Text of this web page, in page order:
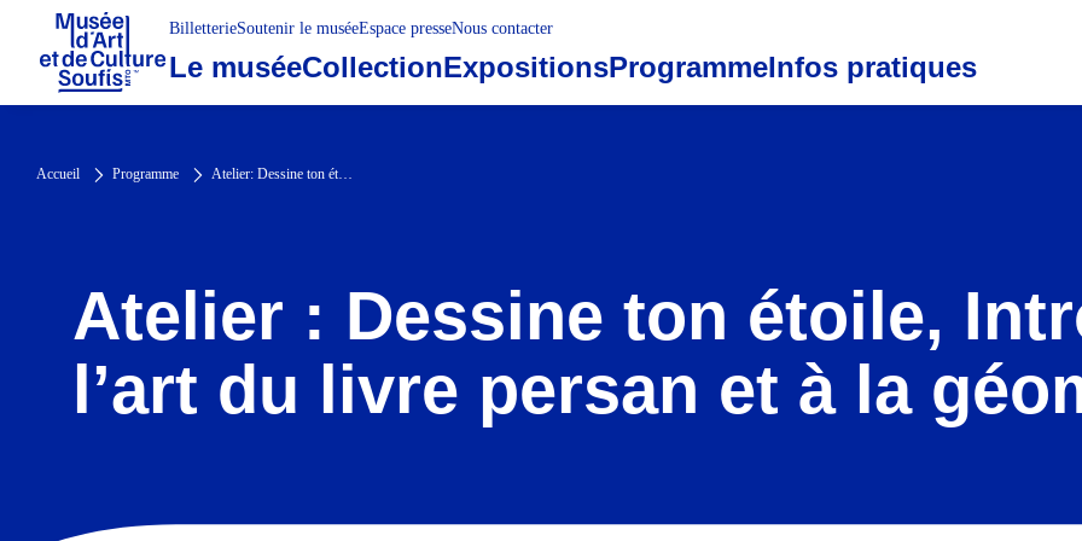
BilletterieSoutenir le muséeEspace presseNous contacter
Le muséeCollectionExpositionsProgrammeInfos pratiques
Accueil Programme Atelier: Dessine ton étoile, Introduction à l’art du livre persan et à la géométrie
Atelier : Dessine ton étoile,
l’art du livre persan et à la